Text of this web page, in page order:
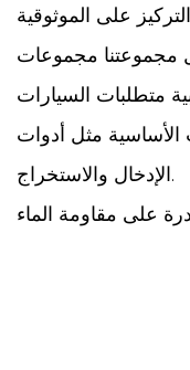
على الموثوقية
مجموعتنا مجموعات
متطلبات السيارات
الأساسية مثل أدوات
الإدخال والاستخراج.